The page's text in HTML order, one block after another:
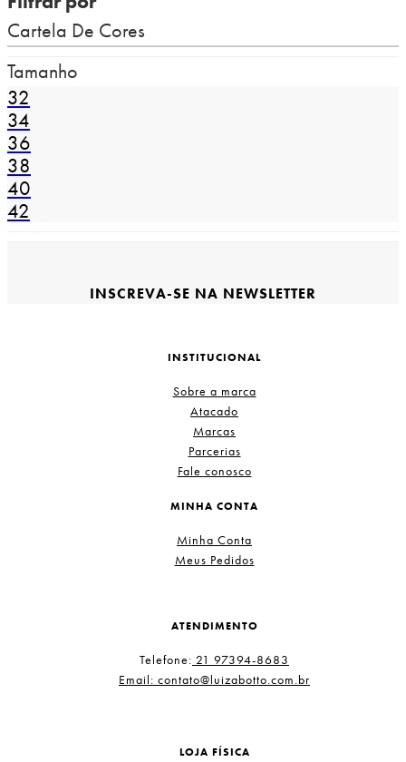
Cartela De Cores
Tamanho
32
34
36
38
40
42
INSCREVA-SE NA NEWSLETTER
INSTITUCIONAL
Sobre a marca
Atacado
Marcas
Parcerias
Fale conosco
MINHA CONTA
Minha Conta
Meus Pedidos
ATENDIMENTO
Telefone: 21 97394-8683
Email: contato@luizabotto.com.br
LOJA FÍSICA